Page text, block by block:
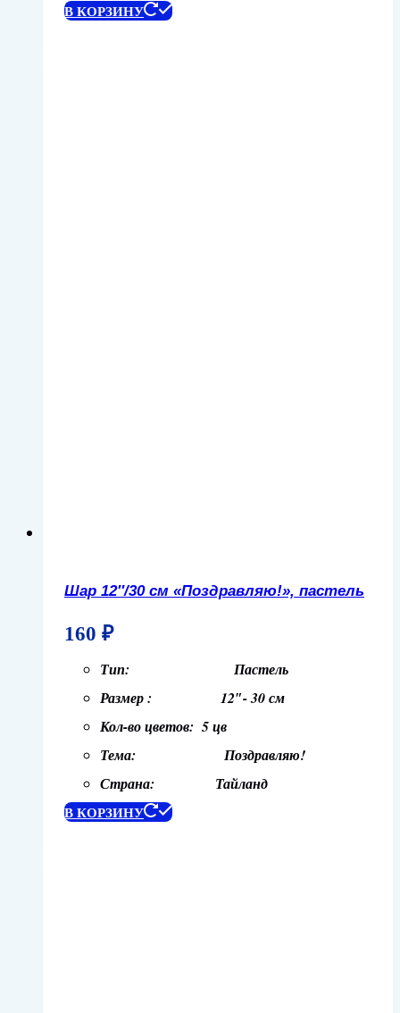
В КОРЗИНУ
Шар 12″/30 см «Поздравляю!», пастель
160 ₽
Тип: Пастель
Размер : 12″- 30 см
Кол-во цветов: 5 цв
Тема: Поздравляю!
Страна: Тайланд
В КОРЗИНУ